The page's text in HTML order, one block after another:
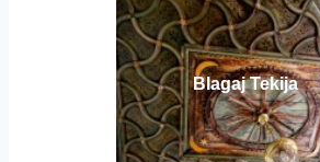
Blagaj Tekija